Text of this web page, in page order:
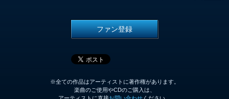
ファン登録
※全ての作品はアーティストに著作権があります。
楽曲のご使用やCDのご購入は、